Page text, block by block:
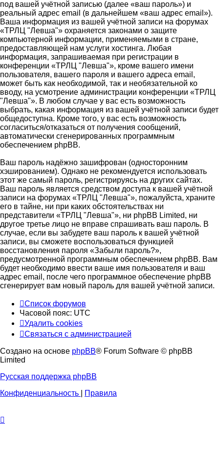
под вашей учётной записью (далее «ваш пароль») и
реальный адрес email (в дальнейшем «ваш адрес email»).
Ваша информация из вашей учётной записи на форумах
«ТРЛЦ "Левша"» охраняется законами о защите
компьютерной информации, применяемыми в стране,
предоставляющей нам услуги хостинга. Любая
информация, запрашиваемая при регистрации в
конференции «ТРЛЦ "Левша"», кроме вашего имени
пользователя, вашего пароля и вашего адреса email,
может быть как необходимой, так и необязательной ко
вводу, на усмотрение администрации конференции «ТРЛЦ
"Левша"». В любом случае у вас есть возможность
выбрать, какая информация из вашей учётной записи будет
общедоступна. Кроме того, у вас есть возможность
согласиться/отказаться от получения сообщений,
автоматически сгенерированных программным
обеспечением phpBB.
Ваш пароль надёжно зашифрован (односторонним
хэшированием). Однако не рекомендуется использовать
этот же самый пароль, регистрируясь на других сайтах.
Ваш пароль является средством доступа к вашей учётной
записи на форумах «ТРЛЦ "Левша"», пожалуйста, храните
его в тайне, ни при каких обстоятельствах ни
представители «ТРЛЦ "Левша"», ни phpBB Limited, ни
другое третье лицо не вправе спрашивать ваш пароль. В
случае, если вы забудете ваш пароль к вашей учётной
записи, вы сможете воспользоваться функцией
восстановления пароля «Забыли пароль?»,
предусмотренной программным обеспечением phpBB. Вам
будет необходимо ввести ваше имя пользователя и ваш
адрес email, после чего программное обеспечение phpBB
сгенерирует вам новый пароль для вашей учётной записи.
Список форумов
Часовой пояс: UTC
Удалить cookies
Связаться с администрацией
Создано на основе phpBB® Forum Software © phpBB
Limited
Русская поддержка phpBB
Конфиденциальность
Правила